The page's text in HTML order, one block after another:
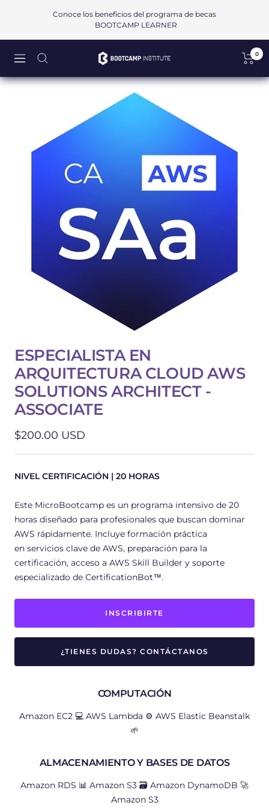
Conoce los beneficios del programa de becas
BOOTCAMP LEARNER
Navigación
Bootcamp
SAPI
CV
0
ESPECIALISTA EN
ARQUITECTURA CLOUD AWS
SOLUTIONS ARCHITECT -
ASSOCIATE
Precio
de
venta
$200.00 USD
NIVEL CERTIFICACIÓN | 20 HORAS
Este MicroBootcamp es un programa intensivo de 20
horas diseñado para profesionales que buscan dominar
AWS rápidamente. Incluye formación práctica
en servicios clave de AWS, preparación para la
certificación, acceso a AWS Skill Builder y soporte
especializado de CertificationBot™️.
INSCRIBIRTE
¿TIENES DUDAS? CONTÁCTANOS
COMPUTACIÓN
Amazon EC2 💻 AWS Lambda ⚙️ AWS Elastic Beanstalk
🌱
ALMACENAMIENTO Y BASES DE DATOS
Amazon RDS 📊 Amazon S3 🗃 Amazon DynamoDB 🚀
Amazon S3